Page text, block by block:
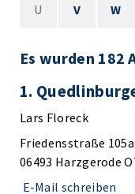
U V W
Es wurden 182
1.
Lars Floreck
Friedensstraße 105a
06493 Harzgerode
E-Mail schreiben